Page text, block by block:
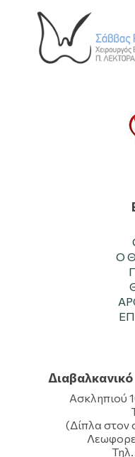
Ο
Ασκληπιού
(Δίπλα στον